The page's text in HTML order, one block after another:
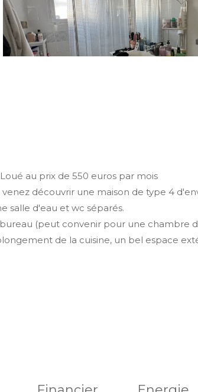
au prix de 550 euros par mois
venez découvrir une maison de type 4
salle d'eau et wc séparés.
(peut convenir pour une chambre
de la cuisine, un bel espace